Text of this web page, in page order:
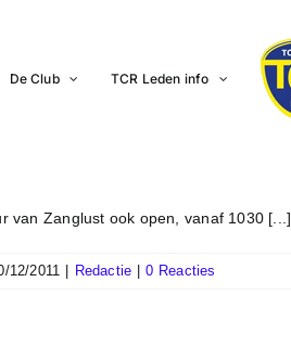
De Club TCR Leden info
van Zanglust ook open, vanaf 1030 [...]
12/2011 Redactie 0 Reacties